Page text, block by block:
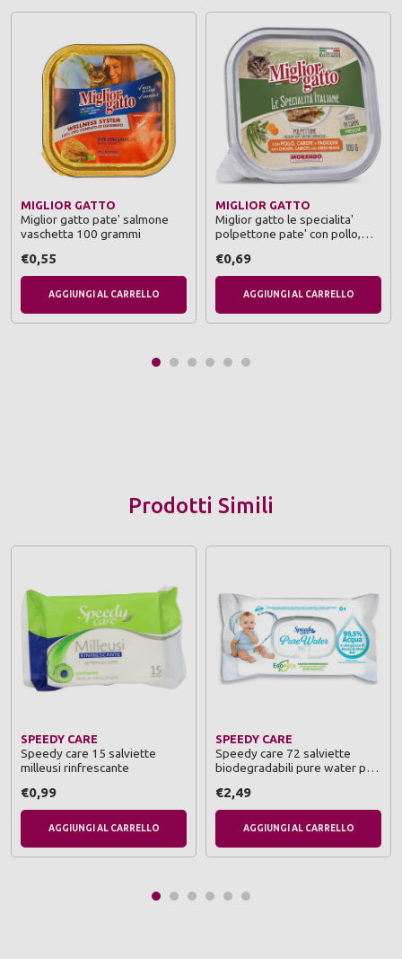
MIGLIOR GATTO
Miglior gatto pate' salmone
vaschetta 100 grammi
€0,55
AGGIUNGI AL CARRELLO
MIGLIOR GATTO
Miglior gatto le specialita'
polpettone pate' con pollo,
100 grammi
€0,69
AGGIUNGI AL CARRELLO
Prodotti Simili
SPEEDY CARE
Speedy care 15 salviette
milleusi rinfrescante
€0,99
AGGIUNGI AL CARRELLO
SPEEDY CARE
Speedy care 72 salviette
biodegradabili pure water per
€2,49
AGGIUNGI AL CARRELLO